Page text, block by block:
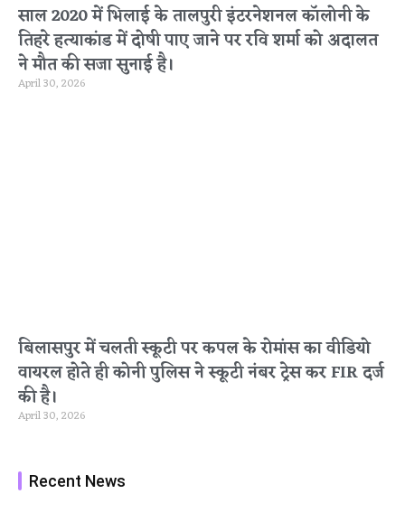
साल 2020 में भिलाई के तालपुरी इंटरनेशनल कॉलोनी के
तिहरे हत्याकांड में दोषी पाए जाने पर रवि शर्मा को अदालत
ने मौत की सजा सुनाई है।
April 30, 2026
बिलासपुर में चलती स्कूटी पर कपल के रोमांस का वीडियो
वायरल होते ही कोनी पुलिस ने स्कूटी नंबर ट्रेस कर FIR दर्ज
की है।
April 30, 2026
Recent News